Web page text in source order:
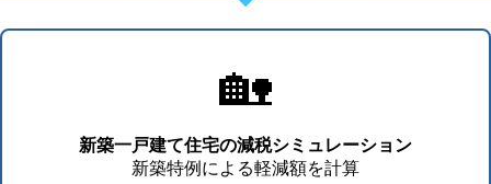
🏡
新築一戸建て住宅の減税シミュレーション
新築特例による軽減額を計算